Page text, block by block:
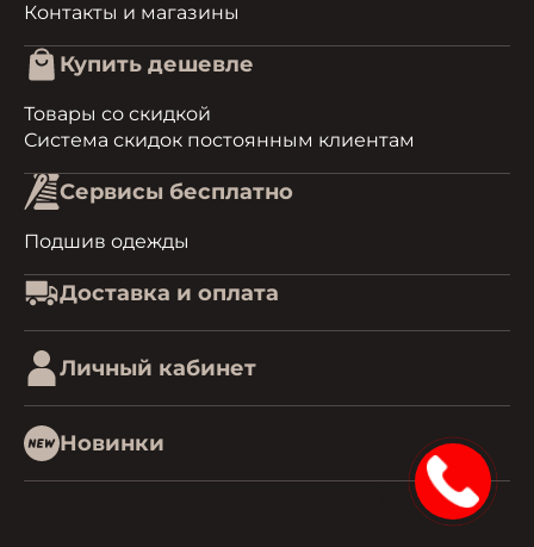
Контакты и магазины
Купить дешевле
Товары со скидкой
Система скидок постоянным клиентам
Сервисы бесплатно
Подшив одежды
Доставка и оплата
Личный кабинет
Новинки
15%